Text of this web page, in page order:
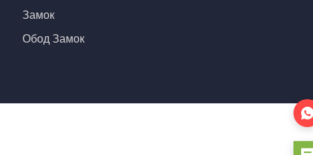
Замок
Обод Замок